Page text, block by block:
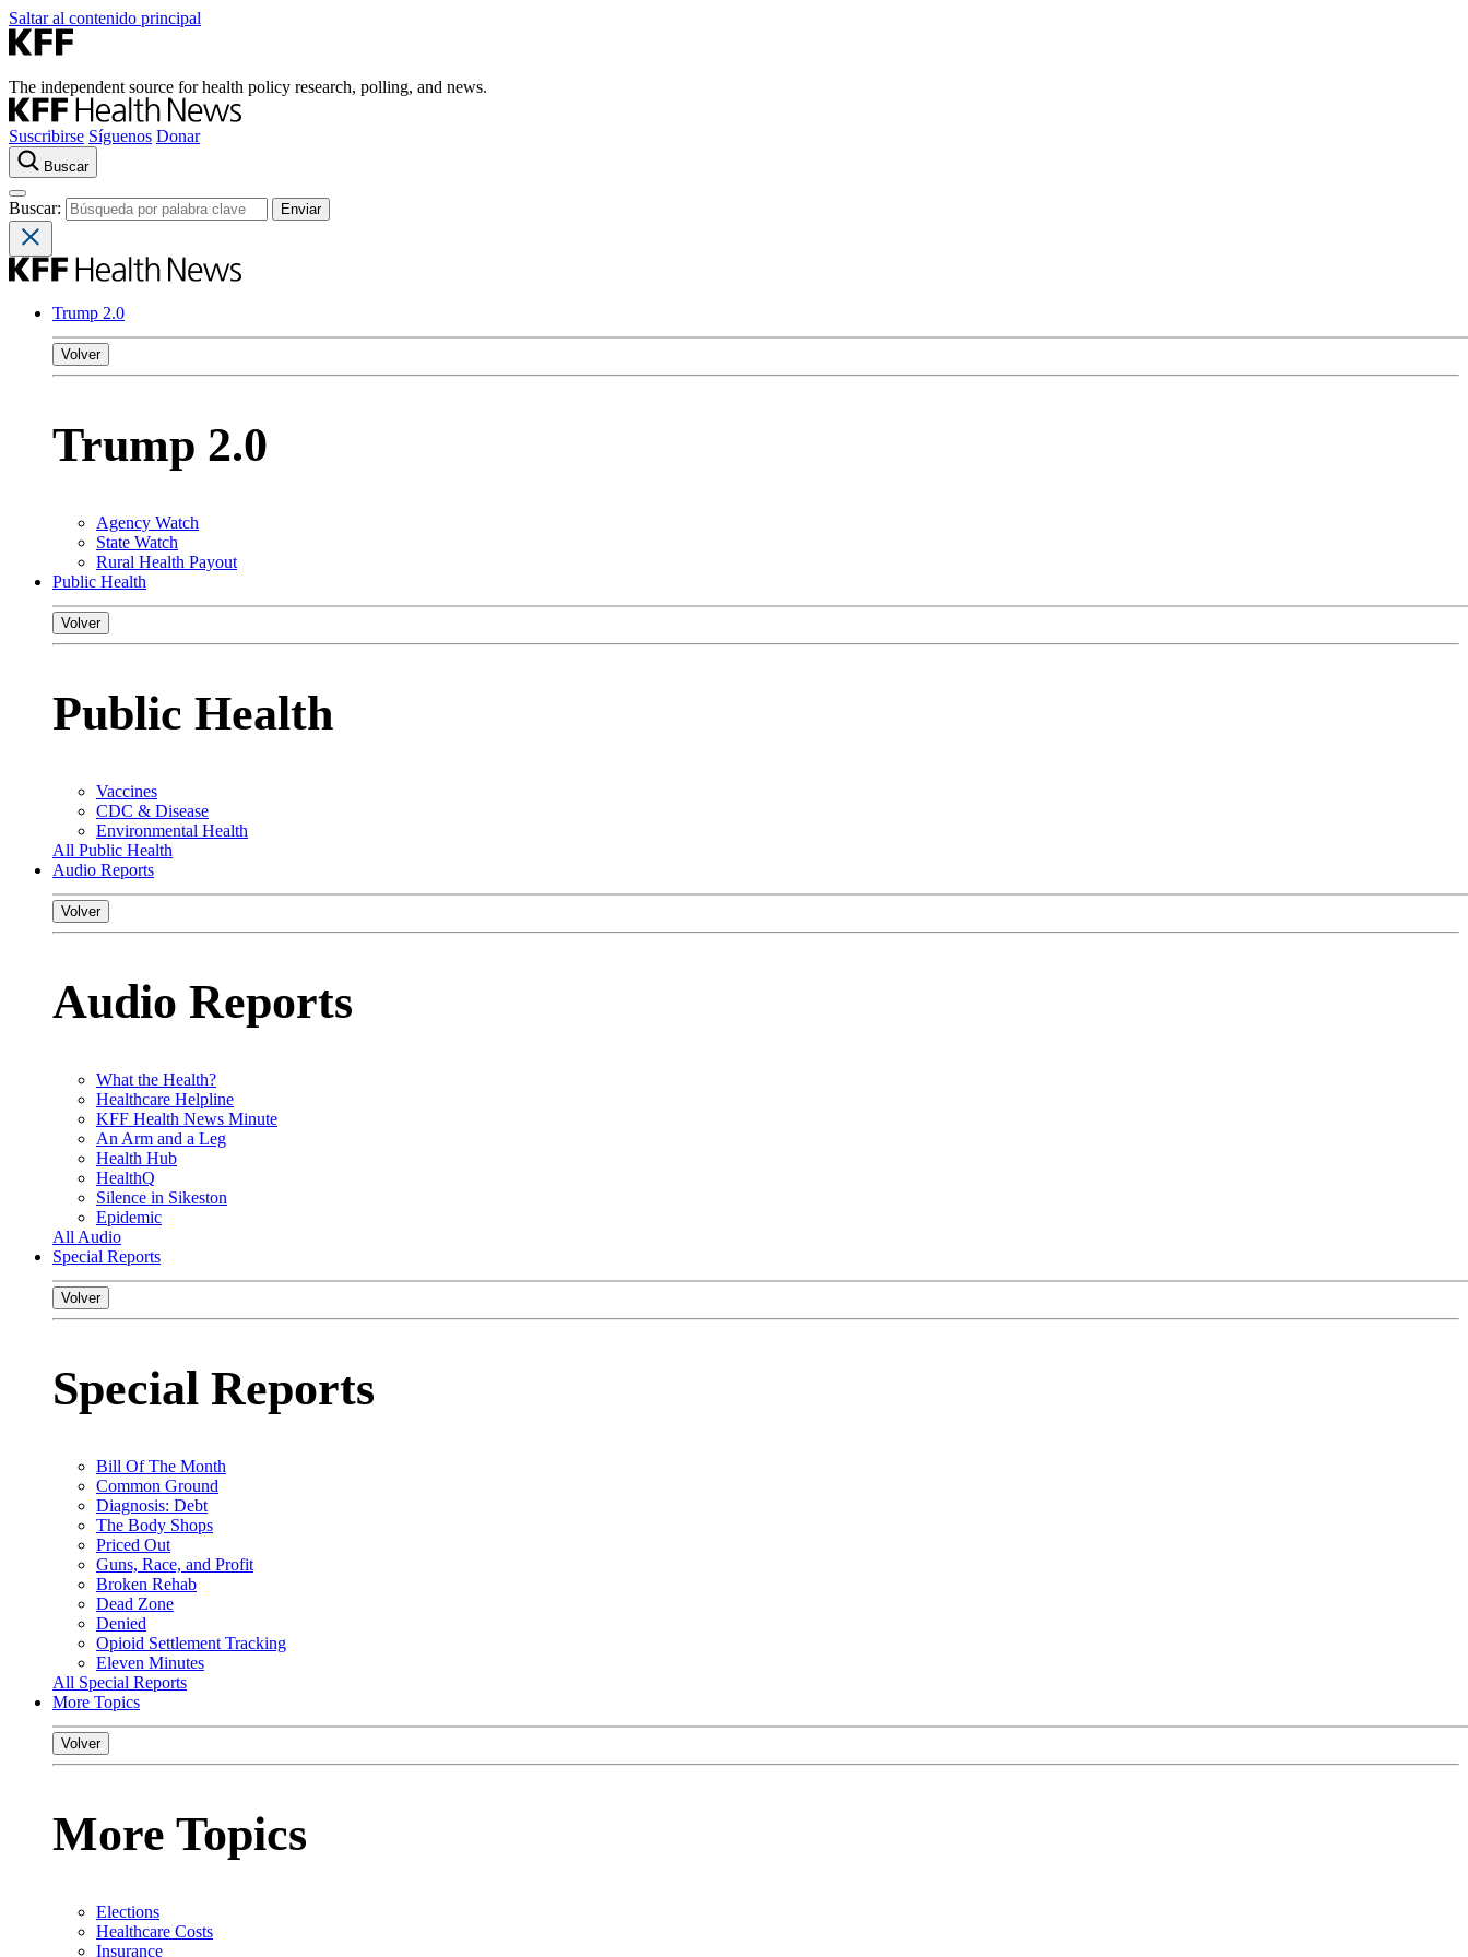
Saltar al contenido principal
The independent source for health policy research, polling, and news.
Suscribirse Síguenos Donar
Buscar
Buscar:
Trump 2.0
Volver
Trump 2.0
Agency Watch
State Watch
Rural Health Payout
Public Health
Volver
Public Health
Vaccines
CDC & Disease
Environmental Health
All Public Health
Audio Reports
Volver
Audio Reports
What the Health?
Healthcare Helpline
KFF Health News Minute
An Arm and a Leg
Health Hub
HealthQ
Silence in Sikeston
Epidemic
All Audio
Special Reports
Volver
Special Reports
Bill Of The Month
Common Ground
Diagnosis: Debt
The Body Shops
Priced Out
Guns, Race, and Profit
Broken Rehab
Dead Zone
Denied
Opioid Settlement Tracking
Eleven Minutes
All Special Reports
More Topics
Volver
More Topics
Elections
Healthcare Costs
Insurance